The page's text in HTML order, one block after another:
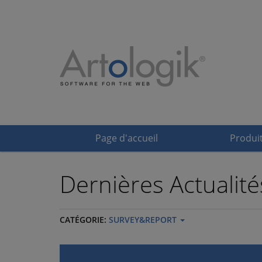
Page d'accueil
Dernières
CATÉGORIE: SURVEY&REPORT